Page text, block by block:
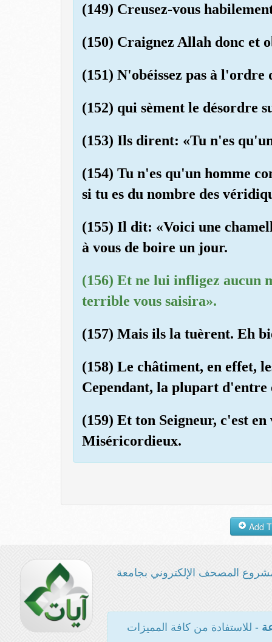
(149) Creusez-vous
(150) Craignez Allah donc et
(151) N'obéissez pas à l'ordre
(152) qui sèment le désordre
(153) Ils dirent: «Tu n'es
(154) Tu n'es qu'un homme
si tu es du nombre des
(155) Il dit: «Voici une
à vous de boire un jour.
(156) Et ne lui infligez aucun
terrible vous saisira».
(157) Mais ils la tuèrent. Eh
(158) Le châtiment, en effet,
Cependant, la plupart d'entre
(159) Et ton Seigneur, c'est
Miséricordieux.
المصحف الإلكتروني بجامعة
- للاستفادة من كافة المميزات